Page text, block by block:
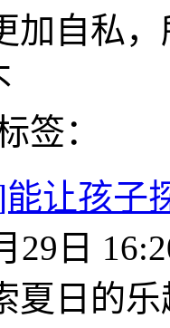
加自私
签：
让孩子
29日
夏日的